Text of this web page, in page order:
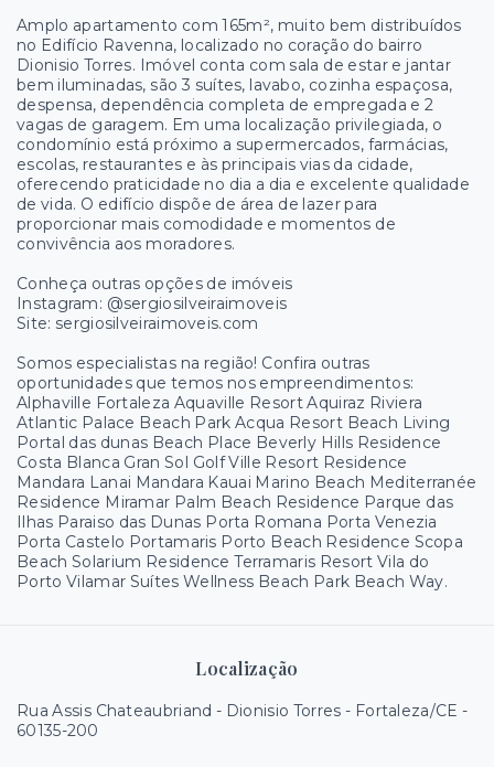
Amplo apartamento com 165m², muito bem distribuídos
no Edifício Ravenna, localizado no coração do bairro
Dionisio Torres. Imóvel conta com sala de estar e jantar
bem iluminadas, são 3 suítes, lavabo, cozinha espaçosa,
despensa, dependência completa de empregada e 2
vagas de garagem. Em uma localização privilegiada, o
condomínio está próximo a supermercados, farmácias,
escolas, restaurantes e às principais vias da cidade,
oferecendo praticidade no dia a dia e excelente qualidade
de vida. O edifício dispõe de área de lazer para
proporcionar mais comodidade e momentos de
convivência aos moradores.
Conheça outras opções de imóveis
Instagram: @sergiosilveiraimoveis
Site: sergiosilveiraimoveis.com
Somos especialistas na região! Confira outras
oportunidades que temos nos empreendimentos:
Alphaville Fortaleza Aquaville Resort Aquiraz Riviera
Atlantic Palace Beach Park Acqua Resort Beach Living
Portal das dunas Beach Place Beverly Hills Residence
Costa Blanca Gran Sol Golf Ville Resort Residence
Mandara Lanai Mandara Kauai Marino Beach Mediterranée
Residence Miramar Palm Beach Residence Parque das
Ilhas Paraiso das Dunas Porta Romana Porta Venezia
Porta Castelo Portamaris Porto Beach Residence Scopa
Beach Solarium Residence Terramaris Resort Vila do
Porto Vilamar Suítes Wellness Beach Park Beach Way.
Localização
Rua Assis Chateaubriand - Dionisio Torres - Fortaleza/CE -
60135-200